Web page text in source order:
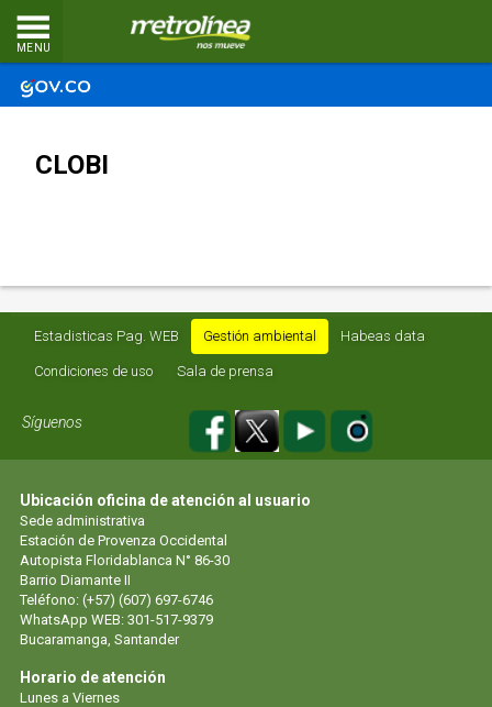
MENU
CLOBI
Estadisticas Pag. WEB Gestión ambiental Habeas data
Condiciones de uso Sala de prensa
Síguenos
Ubicación oficina de atención al usuario
Sede administrativa
Estación de Provenza Occidental
Autopista Floridablanca N° 86-30
Barrio Diamante II
Teléfono: (+57) (607) 697-6746
WhatsApp WEB: 301-517-9379
Bucaramanga, Santander
Horario de atención
Lunes a Viernes